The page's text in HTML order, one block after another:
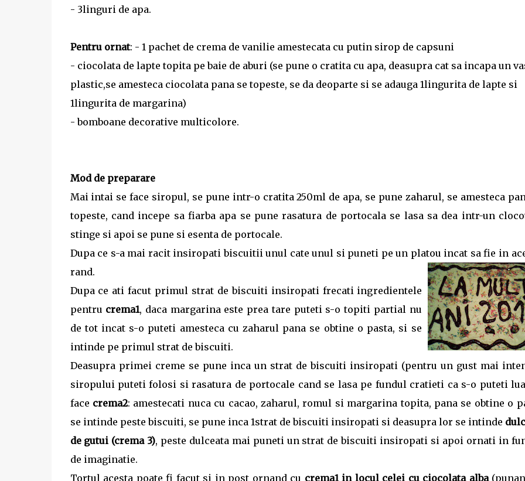
- 3linguri de apa.
Pentru ornat: - 1 pachet de crema de vanilie amestecata cu putin sirop de capsuni
- ciocolata de lapte topita pe baie de aburi (se pune o cratita cu apa, deasupra cat sa incapa un
plastic,se amesteca ciocolata pana se topeste, se da deoparte si se adauga 1lingurita de lapte si
1lingurita de margarina)
- bomboane decorative multicolore.
Mod de preparare
Mai intai se face siropul, se pune intr-o cratita 250ml de apa, se pune zaharul, se amesteca
topeste, cand incepe sa fiarba apa se pune rasatura de portocala se lasa sa dea intr-un
stinge si apoi se pune si esenta de portocale.
Dupa ce s-a mai racit insiropati biscuitii unul cate unul si puneti pe un platou incat sa fie in
rand.
Dupa ce ati facut primul strat de biscuiti insiropati frecati ingredientele
pentru crema1, daca margarina este prea tare puteti s-o topiti partial nu
de tot incat s-o puteti amesteca cu zaharul pana se obtine o pasta, si se
intinde pe primul strat de biscuiti.
Deasupra primei creme se pune inca un strat de biscuiti insiropati (pentru un gust mai
siropului puteti folosi si rasatura de portocale cand se lasa pe fundul cratieti ca s-o puteti
face crema2: amestecati nuca cu cacao, zaharul, romul si margarina topita, pana se obtine o
se intinde peste biscuiti, se pune inca 1strat de biscuiti insiropati si deasupra lor se intinde
de gutui (crema 3), peste dulceata mai puneti un strat de biscuiti insiropati si apoi ornati in
de imaginatie.
Tortul acesta poate fi facut si in post ornand cu crema1 in locul celei cu ciocolata alba